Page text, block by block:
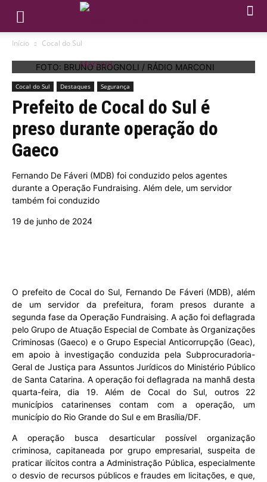
Início Cocal do Sul
FOTO: BRUNO BROGNOLI / RÁDIO MARCONI
Cocal do Sul Destaques Segurança
Prefeito de Cocal do Sul é
preso durante operação do
Gaeco
Fernando De Fáveri (MDB) foi conduzido pelos agentes
durante a Operação Fundraising. Além dele, um servidor
também foi conduzido
19 de junho de 2024
O prefeito de Cocal do Sul, Fernando De Fáveri (MDB), além
de um servidor da prefeitura, foram presos durante a
segunda fase da Operação Fundraising. A ação foi deflagrada
pelo Grupo de Atuação Especial de Combate às Organizações
Criminosas (Gaeco) e o Grupo Especial Anticorrupção (Geac),
em apoio à investigação conduzida pela Subprocuradoria-
Geral de Justiça para Assuntos Jurídicos do Ministério Público
de Santa Catarina. A operação foi deflagrada na manhã desta
quarta-feira, dia 19. Além de Cocal do Sul, outros 22
municípios catarinenses contam com a operação, um
município do Rio Grande do Sul e em Brasília/DF.
A operação busca desarticular possível organização
criminosa, capitaneada por grupo empresarial, suspeita de
praticar ilícitos contra a Administração Pública, especialmente
o desvio de recursos públicos e fraudes em licitações, e que,